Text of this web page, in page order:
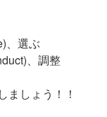
、選ぶ
、調整
ましょう！！